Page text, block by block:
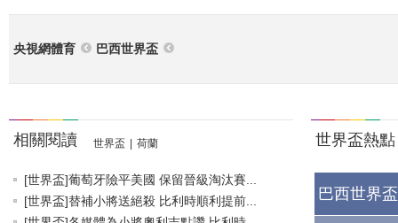
央視網體育 巴西世界盃
相關閱讀 世界盃 荷蘭
[世界盃]葡萄牙險平美國 保留晉級淘汰賽...
[世界盃]替補小將送絕殺 比利時順利提前...
世界盃熱點
巴西世界